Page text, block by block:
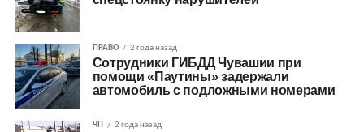
ПРАВО 2 года назад
Сотрудники ГИБДД Чувашии при
помощи «Паутины» задержали
автомобиль с подложными номерами
ЧП 2 года назад